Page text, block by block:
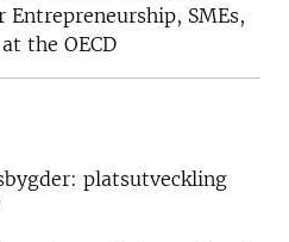
SMEs,
the OECD
platsutveckling